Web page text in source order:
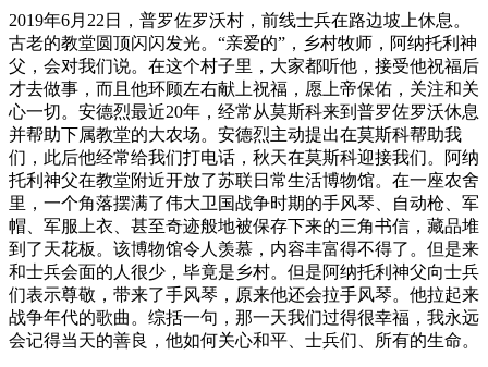
2019年6月22日，普罗佐罗沃村，前线士兵在路边坡上休息。
古老的教堂圆顶闪闪发光。“亲爱的”，乡村牧师，阿纳托利神
父，会对我们说。在这个村子里，大家都听他，接受他祝福后
才去做事，而且他环顾左右献上祝福，愿上帝保佑，关注和关
心一切。安德烈最近20年，经常从莫斯科来到普罗佐罗沃休息
并帮助下属教堂的大农场。安德烈主动提出在莫斯科帮助我
们，此后他经常给我们打电话，秋天在莫斯科迎接我们。阿纳
托利神父在教堂附近开放了苏联日常生活博物馆。在一座农舍
里，一个角落摆满了伟大卫国战争时期的手风琴、自动枪、军
帽、军服上衣、甚至奇迹般地被保存下来的三角书信，藏品堆
到了天花板。该博物馆令人羡慕，内容丰富得不得了。但是来
和士兵会面的人很少，毕竟是乡村。但是阿纳托利神父向士兵
们表示尊敬，带来了手风琴，原来他还会拉手风琴。他拉起来
战争年代的歌曲。综括一句，那一天我们过得很幸福，我永远
会记得当天的善良，他如何关心和平、士兵们、所有的生命。